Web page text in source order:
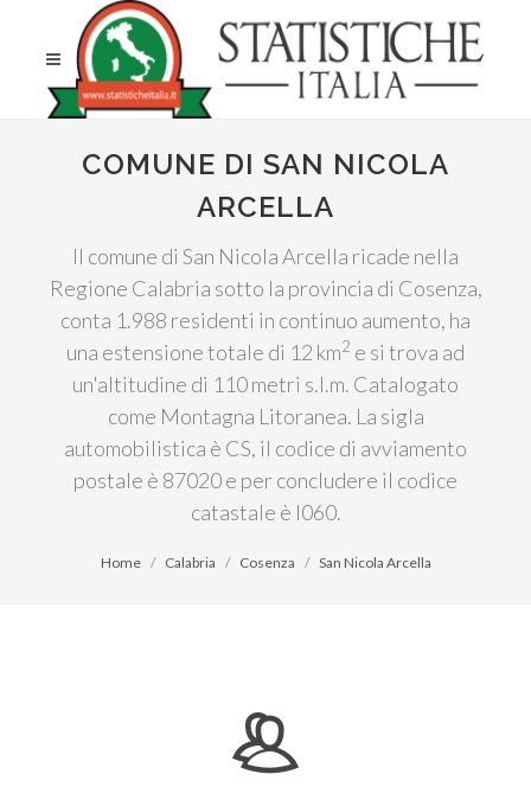
COMUNE DI SAN NICOLA
ARCELLA
Il comune di San Nicola Arcella ricade nella
Regione Calabria sotto la provincia di Cosenza,
conta 1.988 residenti in continuo aumento, ha
una estensione totale di 12 km2 e si trova ad
un'altitudine di 110 metri s.l.m. Catalogato
come Montagna Litoranea. La sigla
automobilistica è CS, il codice di avviamento
postale è 87020 e per concludere il codice
catastale è I060.
Home Calabria Cosenza San Nicola Arcella